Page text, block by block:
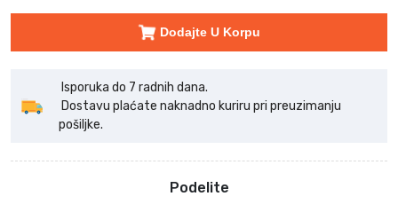
Dodajte U Korpu
Isporuka do 7 radnih dana.
Dostavu plaćate naknadno kuriru pri preuzimanju
pošiljke.
Podelite